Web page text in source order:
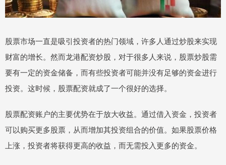
股票市场一直是吸引投资者的热门领域，许多人通过炒股来实现
财富的增长。然而龙港配资炒股，对于很多人来说，股票炒股需
要有一定的资金储备，而有些投资者可能并没有足够的资金进行
投资。这时候，股票配资就成了一个很好的选择。
股票配资账户的主要优势在于放大收益。通过借入资金，投资者
可以购买更多股票，从而增加其投资组合的价值。如果股票价格
上涨，投资者将获得更高的收益，而无需投入更多的资金。